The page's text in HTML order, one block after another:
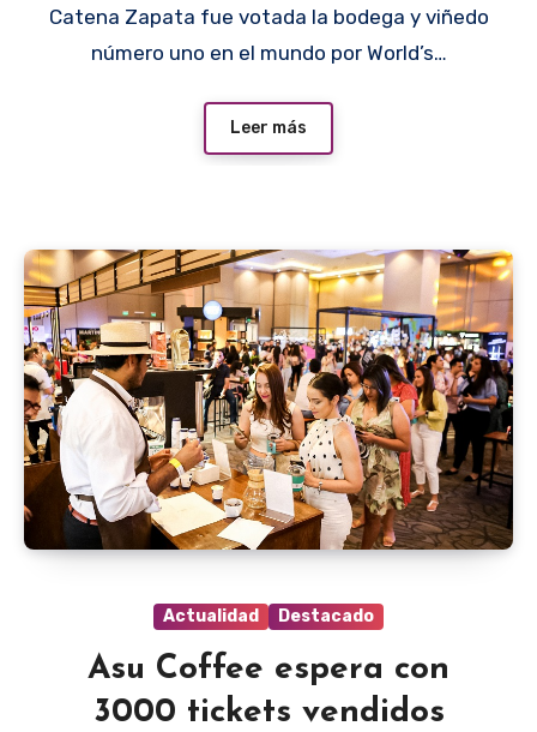
Catena Zapata fue votada la bodega y viñedo
número uno en el mundo por World’s…
Leer más
Actualidad Destacado
Asu Coffee espera con
3000 tickets vendidos